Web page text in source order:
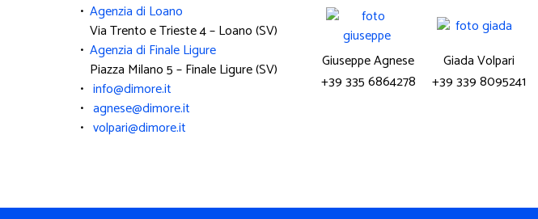
• Agenzia di Loano
Via Trento e Trieste 4 – Loano (SV)
• Agenzia di Finale Ligure
Piazza Milano 5 – Finale Ligure (SV)
• info@dimore.it
• agnese@dimore.it
• volpari@dimore.it
Giuseppe Agnese
Giada Volpari
+39 335 6864278
+39 339 8095241